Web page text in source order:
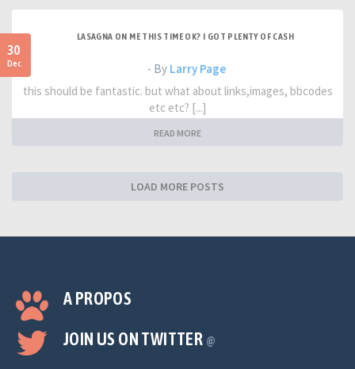
30
Dec
LASAGNA ON ME THIS TIME OK? I GOT PLENTY OF CASH
- By Larry Page
this should be fantastic. but what about links,images, bbcodes
etc etc? [...]
READ MORE
LOAD MORE POSTS
A PROPOS
JOIN US ON TWITTER @